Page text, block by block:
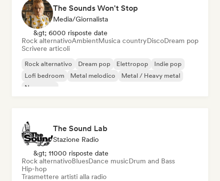
The Sounds Won't Stop
Media/Giornalista
&gt; 6000 risposte date
Rock alternativoAmbientMusica countryDiscoDream pop
Scrivere articoli
Rock alternativo Dream pop Elettropop
Indie pop
Lofi bedroom
Metal melodico
Metal / Heavy metal
New wave
The Sound Lab
Stazione Radio
&gt; 11000 risposte date
Rock alternativoBluesDance musicDrum and Bass
Hip-hop
Trasmettere artisti alla radio